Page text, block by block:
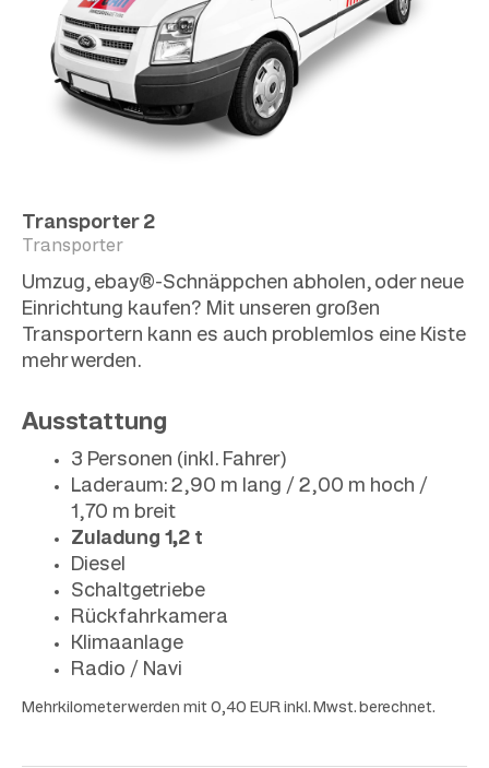
Transporter 2
Transporter
Umzug, ebay®-Schnäppchen abholen, oder neue
Einrichtung kaufen? Mit unseren großen
Transportern kann es auch problemlos eine Kiste
mehr werden.
Ausstattung
3 Personen (inkl. Fahrer)
Laderaum: 2,90 m lang / 2,00 m hoch /
1,70 m breit
Zuladung 1,2 t
Diesel
Schaltgetriebe
Rückfahrkamera
Klimaanlage
Radio / Navi
Mehrkilometer werden mit 0,40 EUR inkl. Mwst. berechnet.